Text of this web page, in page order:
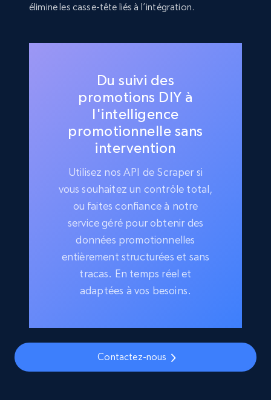
élimine les casse-tête liés à l’intégration.
Du suivi des
promotions DIY à
l'intelligence
promotionnelle sans
intervention
Utilisez nos API de Scraper si
vous souhaitez un contrôle total,
ou faites confiance à notre
service géré pour obtenir des
données promotionnelles
entièrement structurées et sans
tracas. En temps réel et
adaptées à vos besoins.
Contactez-nous